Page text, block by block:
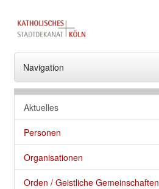
Navigation
??? NavText ???
??? NavText ???
Stadtkirche
Kirche vor Ort
Aktuelles
Personen
Organisationen
Orden / Geistliche Gemeinschaften